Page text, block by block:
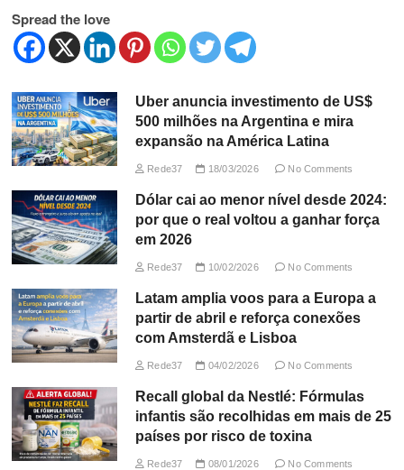
Spread the love
Uber anuncia investimento de US$
500 milhões na Argentina e mira
expansão na América Latina
Rede37 18/03/2026 No Comments
Dólar cai ao menor nível desde 2024:
por que o real voltou a ganhar força
em 2026
Rede37 10/02/2026 No Comments
Latam amplia voos para a Europa a
partir de abril e reforça conexões
com Amsterdã e Lisboa
Rede37 04/02/2026 No Comments
Recall global da Nestlé: Fórmulas
infantis são recolhidas em mais de 25
países por risco de toxina
Rede37 08/01/2026 No Comments